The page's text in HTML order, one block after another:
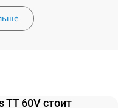
60V стоит